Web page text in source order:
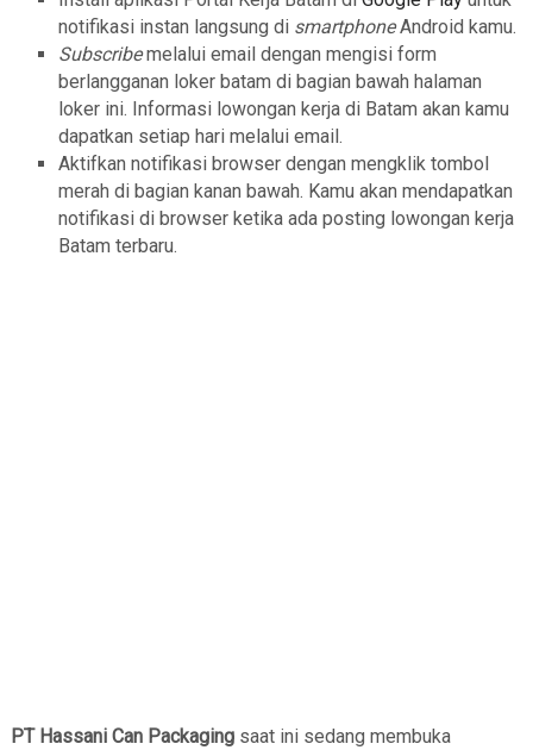
notifikasi instan langsung di smartphoneAndroid kamu.
Subscribemelalui email dengan mengisi form
berlangganan loker batam di bagian bawah halaman
loker ini. Informasi lowongan kerja di Batam akan kamu
dapatkan setiap hari melalui email.
Aktifkan notifikasi browser dengan mengklik tombol
merah di bagian kanan bawah. Kamu akan mendapatkan
notifikasi di browser ketika ada posting lowongan kerja
Batam terbaru.
PT Hassani Can Packagingsaat ini sedang membuka